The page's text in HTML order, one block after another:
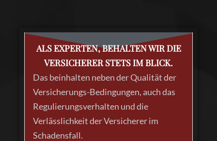
DIE HÄUFIGSTEN
FRAGEN UND
ANTWORTEN ZUM
BEGRIFF
KAPITALGESELLSCHAFT
ALS EXPERTEN, BEHALTEN WIR DIE
VERSICHERER STETS IM BLICK.
Das beinhalten neben der Qualität der
Versicherungs-Bedingungen, auch das
Regulierungsverhalten und die
Verlässlichkeit der Versicherer im
Schadensfall.